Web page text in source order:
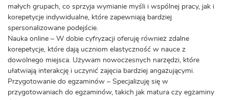
małych grupach, co sprzyja wymianie myśli i wspólnej pracy, jak i
korepetycje indywidualne, które zapewniają bardziej
spersonalizowane podejście.
Nauka online – W dobie cyfryzacji oferuję również zdalne
korepetycje, które dają uczniom elastyczność w nauce z
dowolnego miejsca. Używam nowoczesnych narzędzi, które
ułatwiają interakcję i uczynić zajęcia bardziej angażującymi.
Przygotowanie do egzaminów – Specjalizuję się w
przygotowaniach do egzaminów, takich jak matura czy egzaminy